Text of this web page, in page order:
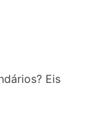
Eis